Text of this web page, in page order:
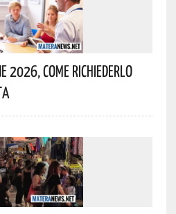
2026, Come Richiederlo